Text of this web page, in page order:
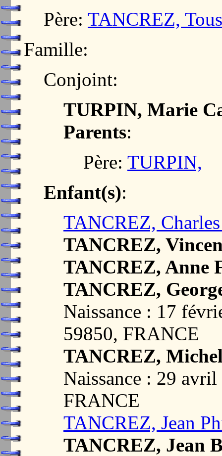
Père: TANCREZ,
Famille:
Conjoint:
TURPIN, Marie
Parents:
Père: TURPIN,
Enfant(s):
TANCREZ,
TANCREZ,
TANCREZ, Anne
TANCREZ,
Naissance : 17
59850, FRANCE
TANCREZ,
Naissance : 29
FRANCE
TANCREZ, Jean
TANCREZ, Jean